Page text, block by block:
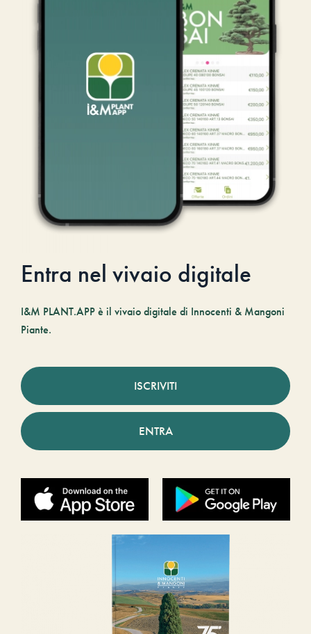
Entra nel vivaio digitale
I&M PLANT.APP è il vivaio digitale di Innocenti & Mangoni
Piante.
ISCRIVITI
ENTRA